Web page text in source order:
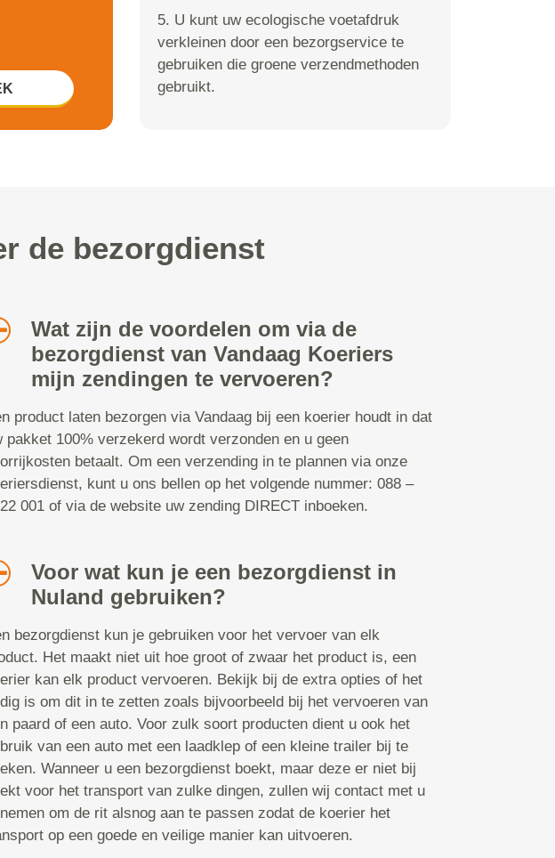
5. U kunt uw ecologische voetafdruk
verkleinen door een bezorgservice te
gebruiken die groene verzendmethoden
gebruikt.
de bezorgdienst
Wat zijn de voordelen om via de
bezorgdienst van Vandaag Koeriers
mijn zendingen te vervoeren?
product laten bezorgen via Vandaag bij een koerier houdt in dat
pakket 100% verzekerd wordt verzonden en u geen
betaalt. Om een verzending in te plannen via onze
kunt u ons bellen op het volgende nummer: 088 –
001 of via de website uw zending DIRECT inboeken.
Voor wat kun je een bezorgdienst in
Nuland gebruiken?
bezorgdienst kun je gebruiken voor het vervoer van elk
Het maakt niet uit hoe groot of zwaar het product is, een
kan elk product vervoeren. Bekijk bij de extra opties of het
is om dit in te zetten zoals bijvoorbeeld bij het vervoeren van
paard of een auto. Voor zulk soort producten dient u ook het
van een auto met een laadklep of een kleine trailer bij te
Wanneer u een bezorgdienst boekt, maar deze er niet bij
voor het transport van zulke dingen, zullen wij contact met u
om de rit alsnog aan te passen zodat de koerier het
op een goede en veilige manier kan uitvoeren.